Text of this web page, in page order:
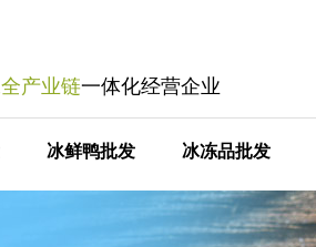
产业链一体化经营企业
冰鲜鸭批发 冰冻品批发